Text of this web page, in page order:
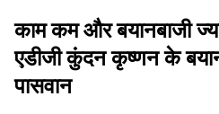
काम कम और बयानबाजी
एडीजी कुंदन कृष्णन के
पासवान